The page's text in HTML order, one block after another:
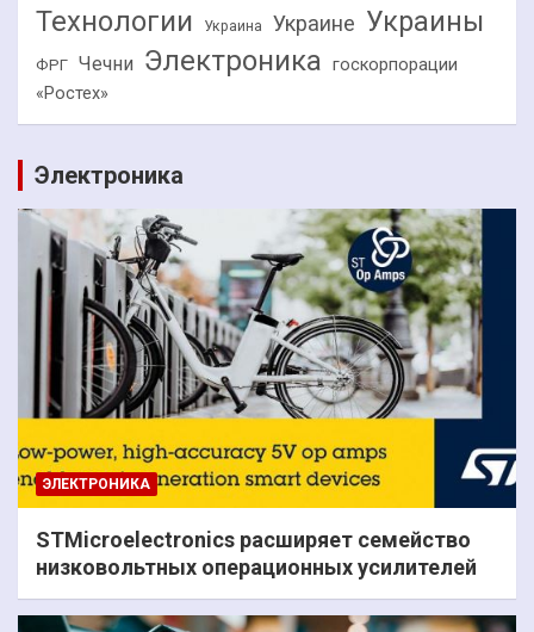
Технологии Украина Украине Украины
ФРГ Чечни Электроника госкорпорации
«Ростех»
Электроника
ЭЛЕКТРОНИКА
STMicroelectronics расширяет семейство
низковольтных операционных усилителей